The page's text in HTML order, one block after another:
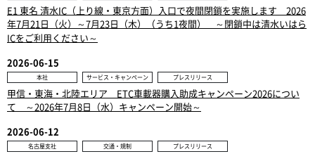
E1 東名 清水IC（上り線・東京方面）入口で夜間閉鎖を実施します 2026
年7月21日（火）～7月23日（木）（うち1夜間） ～閉鎖中は清水いはら
ICをご利用ください～
2026-06-15
本社 サービス・キャンペーン プレスリリース
甲信・東海・北陸エリア ETC車載器購入助成キャンペーン2026につい
て ～2026年7月8日（水）キャンペーン開始～
2026-06-12
名古屋支社 交通・規制 プレスリリース